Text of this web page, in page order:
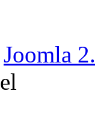
Joomla